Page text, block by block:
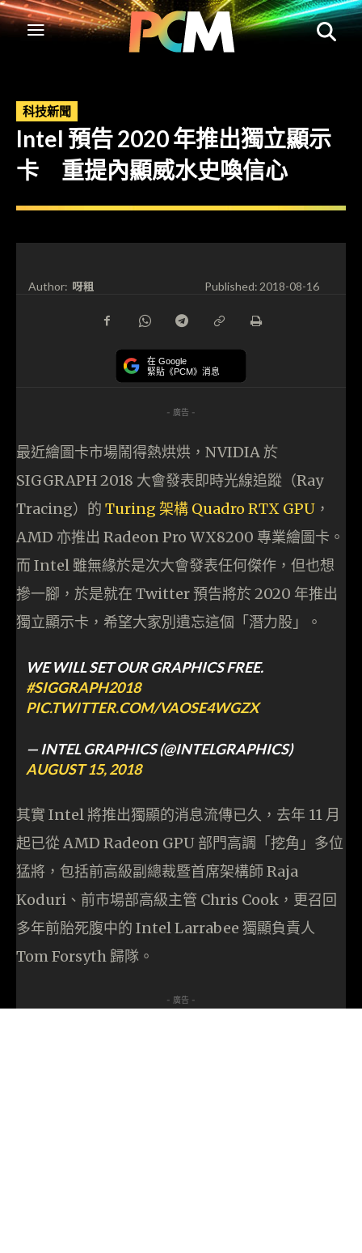
科技新聞
Intel 預告 2020 年推出獨立顯示
卡 重提內顯威水史喚信心
Author: 呀粗 Published:2018-08-16
在 Google
緊貼《PCM》消息
- 廣告 -
最近繪圖卡市場鬧得熱烘烘，NVIDIA 於
SIGGRAPH 2018 大會發表即時光線追蹤（Ray
Tracing）的 Turing 架構 Quadro RTX GPU ，
AMD 亦推出 Radeon Pro WX8200 專業繪圖卡。
而 Intel 雖無緣於是次大會發表任何傑作，但也想
摻一腳，於是就在 Twitter 預告將於 2020 年推出
獨立顯示卡，希望大家別遺忘這個「潛力股」。
WE WILL SET OUR GRAPHICS FREE.
#SIGGRAPH2018
PIC.TWITTER.COM/VAOSE4WGZX
— INTEL GRAPHICS (@INTELGRAPHICS)
AUGUST 15, 2018
其實 Intel 將推出獨顯的消息流傳已久，去年 11 月
起已從 AMD Radeon GPU 部門高調「挖角」多位
猛將，包括前高級副總裁暨首席架構師 Raja
Koduri、前市場部高級主管 Chris Cook，更召回
多年前胎死腹中的 Intel Larrabee 獨顯負責人
Tom Forsyth 歸隊。
- 廣告 -